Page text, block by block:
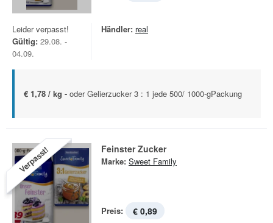
Leider verpasst!
Gültig: 29.08. -
04.09.
Händler: real
€ 1,78 / kg - oder Gelierzucker 3 : 1 jede 500/ 1000-gPackung
Verpasst! Feinster Zucker
Marke: Sweet Family
Preis: € 0,89